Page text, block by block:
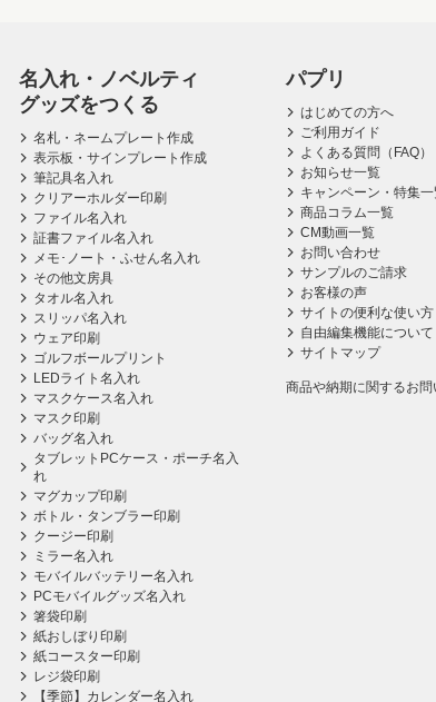
名入れ・ノベルティ
グッズをつくる
名札・ネームプレート作成
表示板・サインプレート作成
筆記具名入れ
クリアーホルダー印刷
ファイル名入れ
証書ファイル名入れ
メモ･ノート・ふせん名入れ
その他文房具
タオル名入れ
スリッパ名入れ
ウェア印刷
ゴルフボールプリント
LEDライト名入れ
マスクケース名入れ
マスク印刷
バッグ名入れ
タブレットPCケース・ポーチ名入
れ
マグカップ印刷
ボトル・タンブラー印刷
クージー印刷
ミラー名入れ
モバイルバッテリー名入れ
PCモバイルグッズ名入れ
箸袋印刷
紙おしぼり印刷
紙コースター印刷
レジ袋印刷
【季節】カレンダー名入れ
パプリ
はじめての方へ
ご利用ガイド
よくある質問（FAQ）
お知らせ一覧
キャンペーン・特集
商品コラム一覧
CM動画一覧
お問い合わせ
サンプルのご請求
お客様の声
サイトの便利な使い方
自由編集機能について
サイトマップ
商品や納期に関するお問